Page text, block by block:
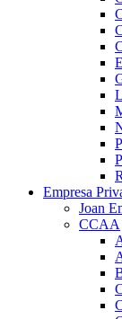
Empresa
Joan
CCAA